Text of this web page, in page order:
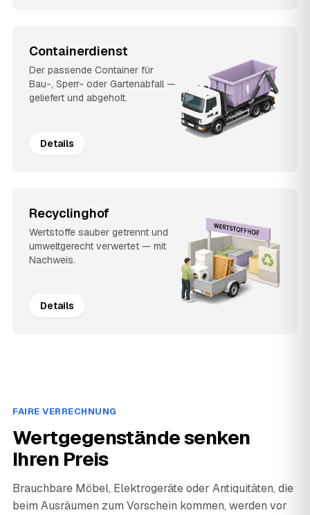
Containerdienst
Der passende Container für
Bau-, Sperr- oder Gartenabfall —
geliefert und abgeholt.
Details
Recyclinghof
Wertstoffe sauber getrennt und
umweltgerecht verwertet — mit
Nachweis.
Details
FAIRE VERRECHNUNG
Wertgegenstände senken
Ihren Preis
Brauchbare Möbel, Elektrogeräte oder Antiquitäten, die
beim Ausräumen zum Vorschein kommen, werden vor